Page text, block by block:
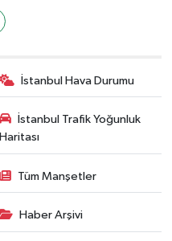
İstanbul Hava Durumu
İstanbul Trafik Yoğunluk
Haritası
Tüm Manşetler
Haber Arşivi